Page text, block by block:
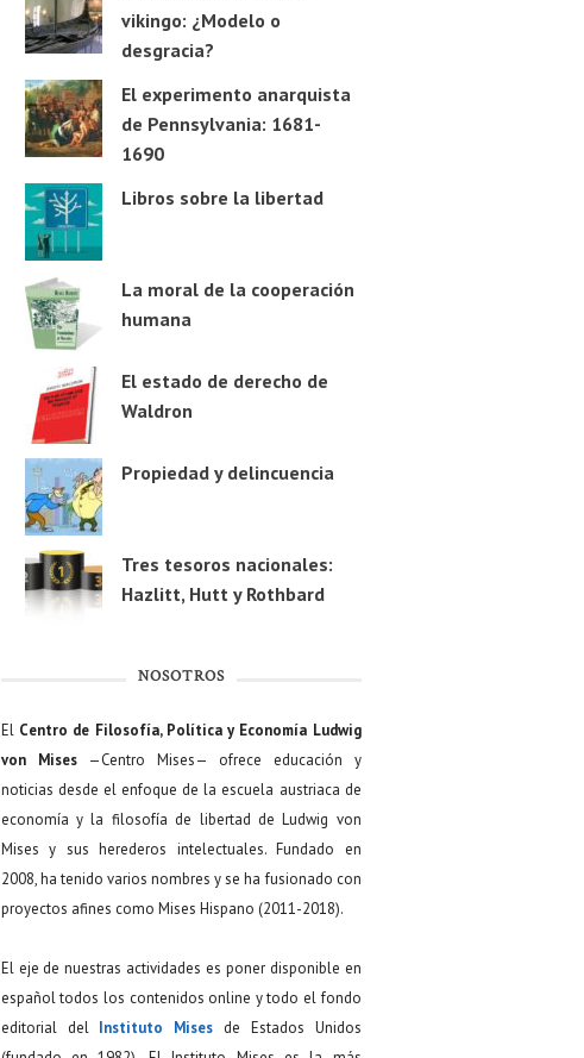
vikingo: ¿Modelo o
desgracia?
El experimento anarquista
de Pennsylvania: 1681-
1690
Libros sobre la libertad
La moral de la cooperación
humana
El estado de derecho de
Waldron
Propiedad y delincuencia
Tres tesoros nacionales:
Hazlitt, Hutt y Rothbard
NOSOTROS
El Centro de Filosofía, Política y Economía Ludwig
von Mises—Centro Mises— ofrece educación y
noticias desde el enfoque de la escuela austriaca de
economía y la filosofía de libertad de Ludwig von
Mises y sus herederos intelectuales. Fundado en
2008, ha tenido varios nombres y se ha fusionado con
proyectos afines como Mises Hispano (2011-2018).
El eje de nuestras actividades es poner disponible en
español todos los contenidos online y todo el fondo
editorial del Instituto Mises de Estados Unidos